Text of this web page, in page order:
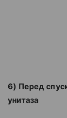
6) Перед
унитаза